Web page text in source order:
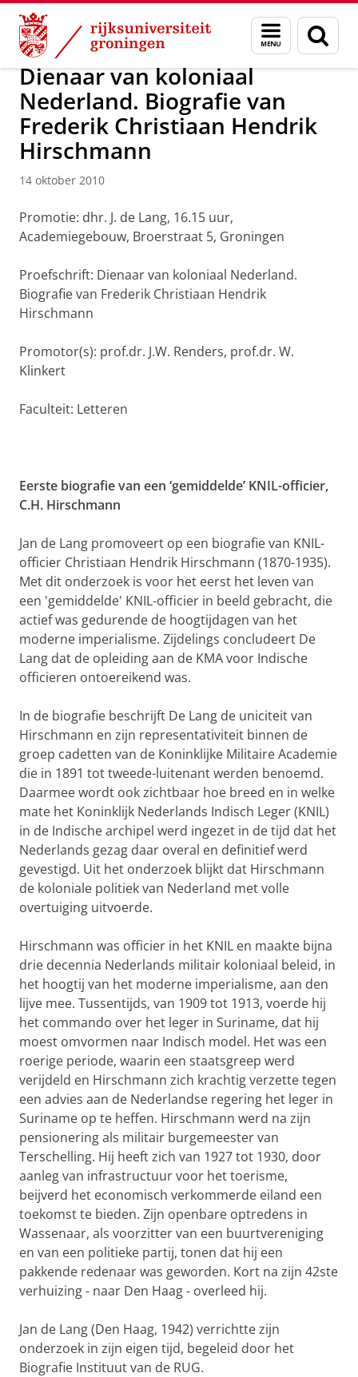
Skip
Content
Skip
Navigation
Menu
en
zoeken
Over ons Actueel Nieuws Nieuwsberichten
Dienaar van koloniaal
Nederland. Biografie van
Frederik Christiaan Hendrik
Hirschmann
14 oktober 2010
Promotie: dhr. J. de Lang, 16.15 uur,
Academiegebouw, Broerstraat 5, Groningen
Proefschrift: Dienaar van koloniaal Nederland.
Biografie van Frederik Christiaan Hendrik
Hirschmann
Promotor(s): prof.dr. J.W. Renders, prof.dr. W.
Klinkert
Faculteit: Letteren
Eerste biografie van een ‘gemiddelde’ KNIL-officier,
C.H. Hirschmann
Jan de Lang promoveert op een biografie van KNIL-
officier Christiaan Hendrik Hirschmann (1870-1935).
Met dit onderzoek is voor het eerst het leven van
een 'gemiddelde' KNIL-officier in beeld gebracht, die
actief was gedurende de hoogtijdagen van het
moderne imperialisme. Zijdelings concludeert De
Lang dat de opleiding aan de KMA voor Indische
officieren ontoereikend was.
In de biografie beschrijft De Lang de uniciteit van
Hirschmann en zijn representativiteit binnen de
groep cadetten van de Koninklijke Militaire Academie
die in 1891 tot tweede-luitenant werden benoemd.
Daarmee wordt ook zichtbaar hoe breed en in welke
mate het Koninklijk Nederlands Indisch Leger (KNIL)
in de Indische archipel werd ingezet in de tijd dat het
Nederlands gezag daar overal en definitief werd
gevestigd. Uit het onderzoek blijkt dat Hirschmann
de koloniale politiek van Nederland met volle
overtuiging uitvoerde.
Hirschmann was officier in het KNIL en maakte bijna
drie decennia Nederlands militair koloniaal beleid, in
het hoogtij van het moderne imperialisme, aan den
lijve mee. Tussentijds, van 1909 tot 1913, voerde hij
het commando over het leger in Suriname, dat hij
moest omvormen naar Indisch model. Het was een
roerige periode, waarin een staatsgreep werd
verijdeld en Hirschmann zich krachtig verzette tegen
een advies aan de Nederlandse regering het leger in
Suriname op te heffen. Hirschmann werd na zijn
pensionering als militair burgemeester van
Terschelling. Hij heeft zich van 1927 tot 1930, door
aanleg van infrastructuur voor het toerisme,
beijverd het economisch verkommerde eiland een
toekomst te bieden. Zijn openbare optredens in
Wassenaar, als voorzitter van een buurtvereniging
en van een politieke partij, tonen dat hij een
pakkende redenaar was geworden. Kort na zijn 42ste
verhuizing - naar Den Haag - overleed hij.
Jan de Lang (Den Haag, 1942) verrichtte zijn
onderzoek in zijn eigen tijd, begeleid door het
Biografie Instituut van de RUG.